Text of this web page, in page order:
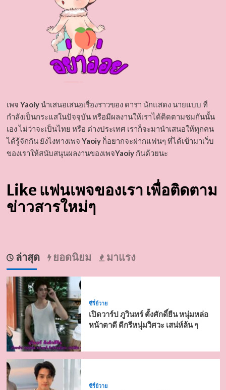
เพจ Yaoiyนำเสนอเสนอเรื่องราวของ ดารา นักแสดง นายแบบ ที่
กำลังเป็นกระแสในปัจจุบัน หรือมีผลงานให้เราได้ติดตามชมกันนั้น
เอง ไม่ว่าจะเป็นไทย หรือ ต่างประเทศ เราก็จะมานำเสนอให้ทุกคน
ได้รู้จักกัน ยังไงทางเพจ Yaoiyก็อยากจะฝากแฟนๆ ที่ได้เข้ามาเว็บ
ของเราให้สนับสนุนผลงานของเพจYaoiyกันด้วยนะ
Like แฟนเพจของเรา เพื่อติดตาม
ข่าวสารใหม่ๆ
ล่าสุด ยอดนิยม มาแรง
ซีรี่ย์วาย
เปิดวาร์ป ภูวินทร์ ตั้งศักดิ์ยืน หนุ่มหล่อ
หน้าตาดี ดีกรีหนุ่มวิศวะ เสน่ห์ล้น ๆ
ซีรี่ย์วาย